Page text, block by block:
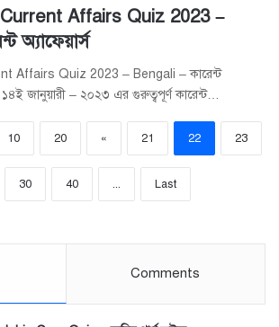
Affairs Quiz 2023 –
অ্যাফেয়ার্স
Affairs Quiz 2023 – Bengali – কারেন্ট
১৪ই জানুয়ারী – ২০২৩ এর গুরুত্বপূর্ণ কারেন্ট…
10 20 « 21 22 23
30 40 ... Last
Comments